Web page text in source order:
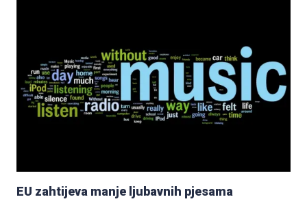
EU zahtijeva manje ljubavnih pjesama